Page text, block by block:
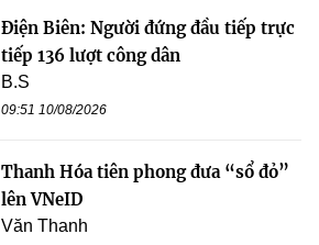
Điện Biên: Người đứng đầu tiếp trực
tiếp 136 lượt công dân
B.S
09:51 10/08/2026
Thanh Hóa tiên phong đưa “sổ đỏ”
lên VNeID
Văn Thanh